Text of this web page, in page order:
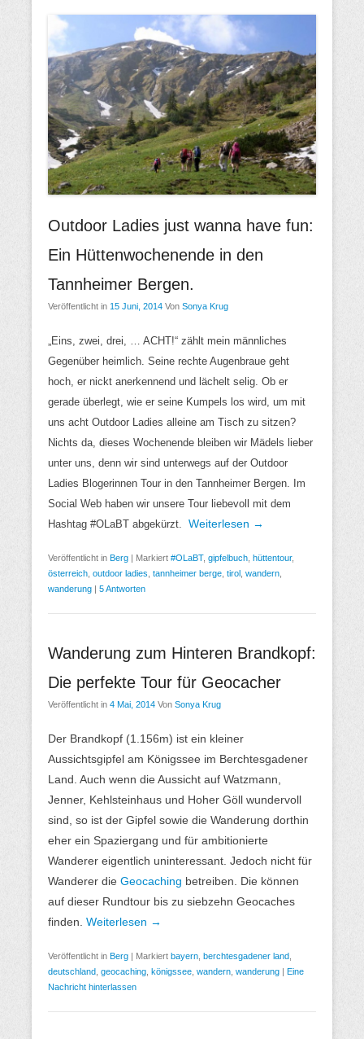
Outdoor Ladies just wanna have fun:
Ein Hüttenwochenende in den
Tannheimer Bergen.
Veröffentlicht in 15 Juni, 2014 Von Sonya Krug
„Eins, zwei, drei, … ACHT!“ zählt mein männliches
Gegenüber heimlich. Seine rechte Augenbraue geht
hoch, er nickt anerkennend und lächelt selig. Ob er
gerade überlegt, wie er seine Kumpels los wird, um mit
uns acht Outdoor Ladies alleine am Tisch zu sitzen?
Nichts da, dieses Wochenende bleiben wir Mädels lieber
unter uns, denn wir sind unterwegs auf der Outdoor
Ladies Blogerinnen Tour in den Tannheimer Bergen. Im
Social Web haben wir unsere Tour liebevoll mit dem
Hashtag #OLaBT abgekürzt. Weiterlesen →
Veröffentlicht in Berg Markiert #OLaBT, gipfelbuch hüttentour,
österreich outdoor ladies tannheimer berge tirol wandern
wanderung
5 Antworten
Wanderung zum Hinteren Brandkopf:
Die perfekte Tour für Geocacher
Veröffentlicht in 4 Mai, 2014 Von Sonya Krug
Der Brandkopf (1.156m) ist ein kleiner
Aussichtsgipfel am Königssee im Berchtesgadener
Land. Auch wenn die Aussicht auf Watzmann,
Jenner, Kehlsteinhaus und Hoher Göll wundervoll
sind, so ist der Gipfel sowie die Wanderung dorthin
eher ein Spaziergang und für ambitionierte
Wanderer eigentlich uninteressant. Jedoch nicht für
Wanderer die Geocaching betreiben. Die können
auf dieser Rundtour bis zu siebzehn Geocaches
finden. Weiterlesen →
Veröffentlicht in Berg Markiert bayern berchtesgadener land
deutschland geocaching königssee wandern wanderung
Eine
Nachricht hinterlassen